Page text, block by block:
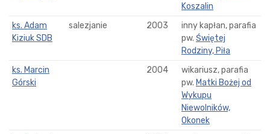
Koszalin
ks. Adam
Kiziuk SDB
salezjanie 2003
inny kapłan, parafia
pw. Świętej
Rodziny, Piła
ks. Marcin
Górski
2004
wikariusz, parafia
pw. Matki Bożej od
Wykupu
Niewolników,
Okonek